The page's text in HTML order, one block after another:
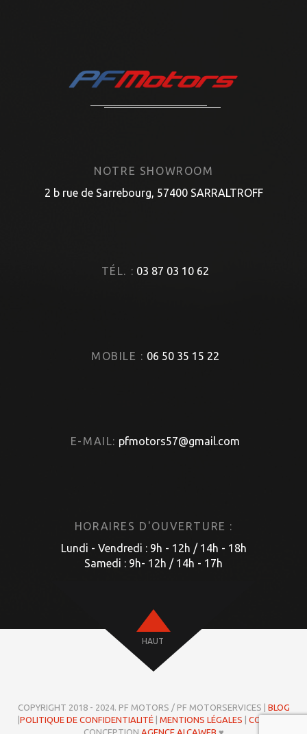
NOTRE SHOWROOM
2 b rue de Sarrebourg, 57400 SARRALTROFF
TÉL. : 03 87 03 10 62
MOBILE : 06 50 35 15 22
E-MAIL: pfmotors57@gmail.com
HORAIRES D'OUVERTURE :
Lundi - Vendredi : 9h - 12h / 14h - 18h
Samedi : 9h- 12h / 14h - 17h
HAUT
COPYRIGHT 2018 - 2024. PF MOTORS / PF MOTORSERVICES | BLOG
POLITIQUE DE CONFIDENTIALITÉ| MENTIONS LÉGALES COOKIES
CONCEPTION AGENCE ALCAWEB ♥